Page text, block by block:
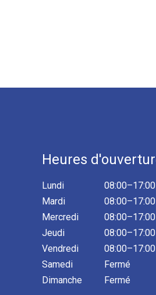
Heures
Lundi
Mardi
Mercredi
Jeudi
Vendredi
Samedi
Dimanche
08:00–17:00
08:00–17:00
08:00–17:00
08:00–17:00
08:00–17:00
Fermé
Fermé